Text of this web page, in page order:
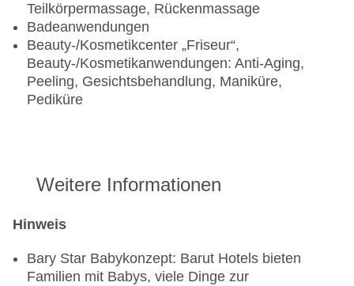
Teilkörpermassage, Rückenmassage
Badeanwendungen
Beauty-/Kosmetikcenter „Friseur“,
Beauty-/Kosmetikanwendungen: Anti-Aging,
Peeling, Gesichtsbehandlung, Maniküre,
Pediküre
Weitere Informationen
Hinweis
Bary Star Babykonzept: Barut Hotels bieten
Familien mit Babys, viele Dinge zur